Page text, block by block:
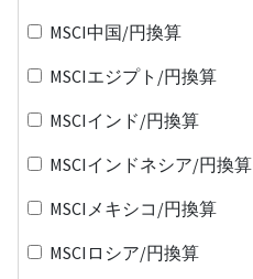
MSCI中国/円換算
MSCIエジプト/円換算
MSCIインド/円換算
MSCIインドネシア/円換算
MSCIメキシコ/円換算
MSCIロシア/円換算